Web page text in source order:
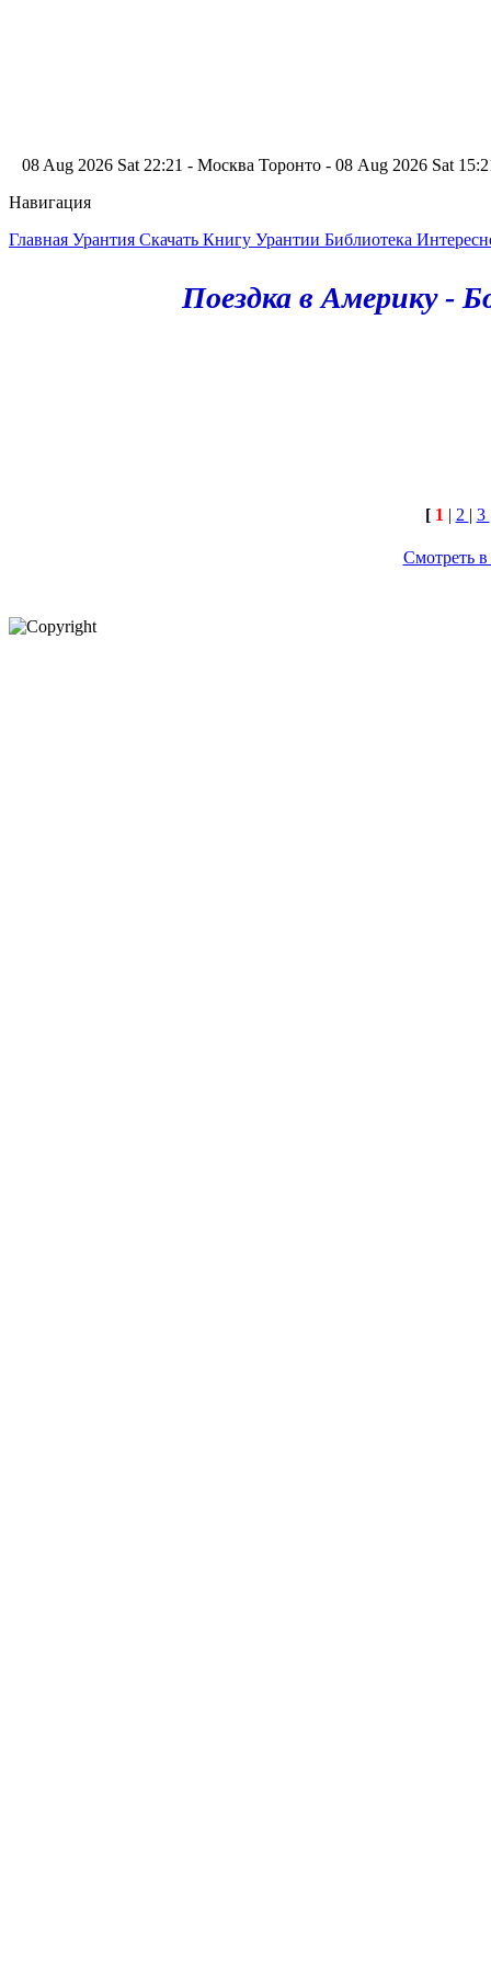
08 Aug 2026 Sat 22:21 - Москва Торонто - 08 Aug 2026 Sat
Навигация
Главная Урантия Скачать Книгу Урантии Библиотека
Поездка в Америку -
[1 | 2 | 3
Смотреть